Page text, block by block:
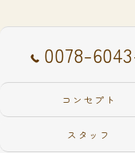
0078-
コンセプト
スタッフ